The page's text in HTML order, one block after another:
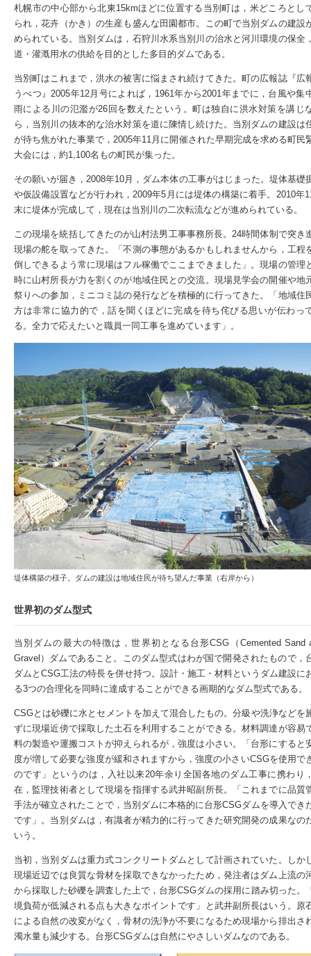
札幌市の中心部から北東15kmほどに位置する当別町は，米どころとし
られ，花卉（かき）の生産も盛んな田園都市。この町で当別ダムの建設
められている。当別ダムは，石狩川水系当別川の治水と河川環境の保全
道・灌漑用水の供給を目的とした多目的ダムである。
当別町はこれまで，洪水の被害に悩まされ続けてきた。町の広報誌『広
うべつ』2005年12月号によれば，1961年から2001年までに，台風や集
雨による川の氾濫が26回を数えたという。町は独自に洪水対策を講じ
ら，当別川の抜本的な治水対策を道に陳情し続けた。当別ダムの建設は
が待ち焦がれた事業で，2005年11月に開催された早期完成を求める町民
大会には，約1,100名もの町民が集った。
その願いが届き，2008年10月，ダム本体の工事がはじまった。堤体基礎
や仮設備設置などが行われ，2009年5月には堤体の構築に着手。2010年
末に堤体が完成して，現在は当別川の二次転流などが進められている。
この現場を統括してきたのが山村法男工事事務所長。24時間体制で突き
現場の舵を取ってきた。「不測の事態があるかもしれませんから，工程
倒しできるよう常に現場はフル稼働でここまできました」。現場の管理
時に山村所長が力を割くのが地域住民との交流。現場見学会の開催や地
祭りへの参加，ミニコミ誌の発行などを積極的に行ってきた。「地域住
方は非常に協力的で，話を聞くほどに完成を待ち侘びる思いが伝わっ
る。全力で応えたいと職員一同工事を進めています」。
堤体構築の様子。ダムの建設は地域住民が待ち望んだ事業（右岸から）
世界初のダム型式
当別ダムの最大の特徴は，世界初となる台形CSG（Cemented Sand
Gravel）ダムであること。このダム型式はわが国で開発されたもので，
ダムとCSG工法の特長を併せ持つ。設計・施工・材料というダム建設に
る3つの合理化を同時に達成することができる画期的なダム型式である。
CSGとは砂礫に水とセメントを加えて混合したもの。分級や洗浄などを
ずに現場近傍で採取した土石を利用することができる。材料調達が容易
料の製造や運搬コストが抑えられるが，強度は小さい。「台形にすると
度が増して必要な強度が緩和されますから，強度の小さいCSGを使用で
のです」というのは，入社以来20年余り全国各地のダム工事に携わり
在，監理技術者として現場を指揮する武井昭副所長。「これまでに品質
手法が確立されたことで，当別ダムに本格的に台形CSGダムを導入でき
です」。当別ダムは，有識者が精力的に行ってきた研究開発の成果なの
いう。
当初，当別ダムは重力式コンクリートダムとして計画されていた。しか
現場近辺では良質な骨材を採取できなかったため，発注者はダム上流の
から採取した砂礫を調査した上で，台形CSGダムの採用に踏み切った。
境負荷が低減される点も大きなポイントです」と武井副所長はいう。原
による自然の改変がなく，骨材の洗浄が不要になるため現場から排出さ
濁水量も減少する。台形CSGダムは自然にやさしいダムなのである。